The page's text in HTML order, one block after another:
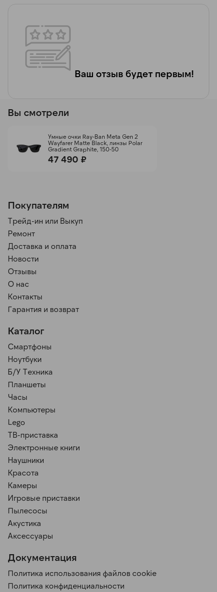
Ваш отзыв будет первым!
Вы смотрели
Умные очки Ray-Ban Meta Gen 2
Wayfarer Matte Black, линзы Polar
Gradient Graphite, 150-50
47 490 ₽
Покупателям
Трейд-ин или Выкуп
Ремонт
Доставка и оплата
Новости
Отзывы
О нас
Контакты
Гарантия и возврат
Каталог
Смартфоны
Ноутбуки
Б/У Техника
Планшеты
Часы
Компьютеры
Lego
ТВ-приставка
Электронные книги
Наушники
Красота
Камеры
Игровые приставки
Пылесосы
Акустика
Аксессуары
Документация
Политика использования файлов cookie
Политика конфиденциальности